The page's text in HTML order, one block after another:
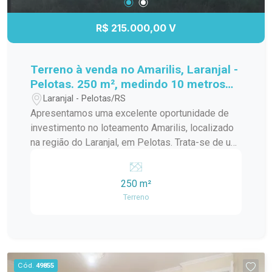
R$ 215.000,00 V
Terreno à venda no Amarilis, Laranjal -
Pelotas. 250 m², medindo 10 metros
de frente por 25 metros de lateral
Laranjal - Pelotas/RS
Apresentamos uma excelente oportunidade de
investimento no loteamento Amarilis, localizado
na região do Laranjal, em Pelotas. Trata-se de um
metros de frente por 25 metros de lateral, ideal
para a construção da casa dos seus sonhos ou
para projetos comerciais que busquem uma
família. Entre os diferenciais, destacam-se a
250 m²
Terreno
Cód. 49855